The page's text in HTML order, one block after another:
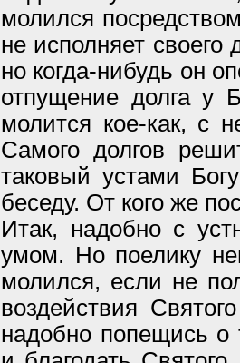
молился
не исполняет своего
но когда-нибудь он
отпущение долга у
молится кое-как, с
Самого долгов
таковый устами
беседу. От кого же
Итак, надобно с
умом. Но поелику
молился, если не
воздействия
надобно попещись о